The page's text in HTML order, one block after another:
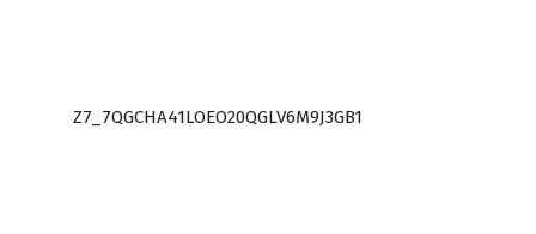
Z7_7QGCHA41LOEO20QGLV6M9J3GB1